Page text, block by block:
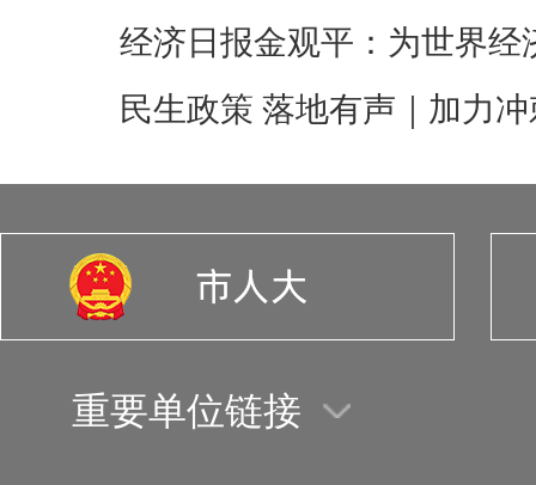
经济日报金观平：为世界经
民生政策 落地有声｜加力
重要单位链接